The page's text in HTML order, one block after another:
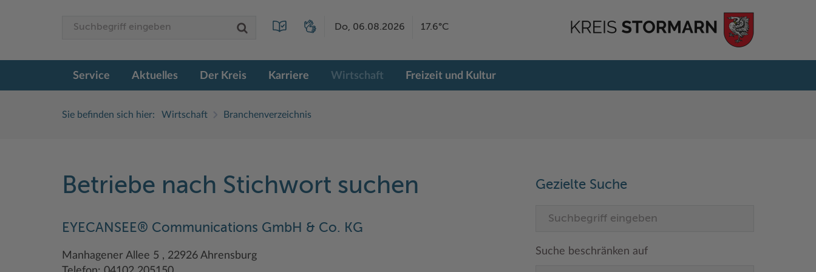
Do, 06.08.2026 17.6°C
Service Aktuelles Der Kreis Karriere Wirtschaft Freizeit und Kultur
Sie befinden sich hier: Wirtschaft Branchenverzeichnis
Betriebe nach Stichwort suchen
EYECANSEE® Communications GmbH & Co. KG
Manhagener Allee 5 , 22926 Ahrensburg
Gezielte Suche
Suche beschränken auf